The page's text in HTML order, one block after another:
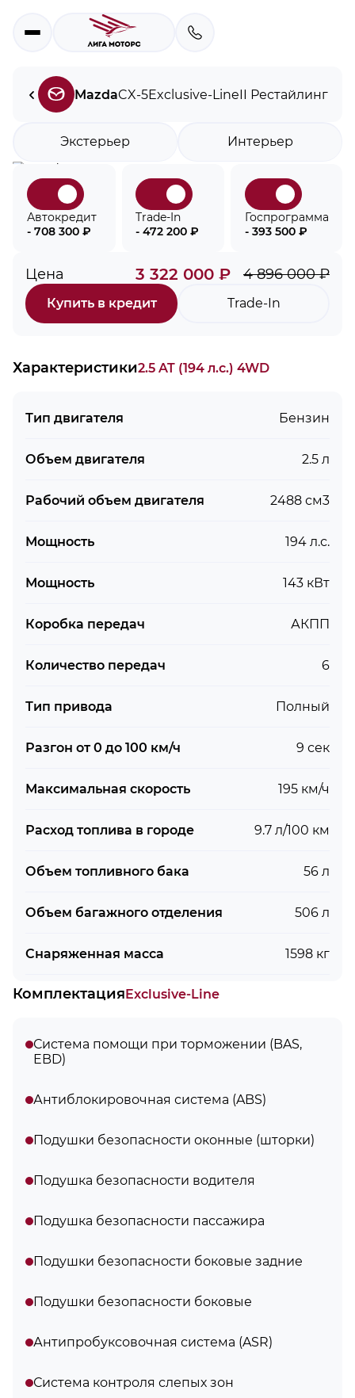
MazdaCX-5Exclusive-LineII Рестайлинг
Экстерьер Интерьер
Автокредит
- 708 300 ₽
Trade-In
- 472 200 ₽
Госпрограмма
- 393 500 ₽
Цена 3 322 000 ₽ 4 896 000 ₽
Купить в кредит Trade-In
Характеристики2.5 AT (194 л.с.) 4WD
Тип двигателя Бензин
Объем двигателя 2.5 л
Рабочий объем двигателя 2488 см3
Мощность 194 л.с.
Мощность 143 кВт
Коробка передач АКПП
Количество передач 6
Тип привода Полный
Разгон от 0 до 100 км/ч 9 сек
Максимальная скорость 195 км/ч
Расход топлива в городе 9.7 л/100 км
Объем топливного бака 56 л
Объем багажного отделения 506 л
Снаряженная масса 1598 кг
КомплектацияExclusive-Line
Система помощи при торможении (BAS,
EBD)
Антиблокировочная система (ABS)
Подушки безопасности оконные (шторки)
Подушка безопасности водителя
Подушка безопасности пассажира
Подушки безопасности боковые задние
Подушки безопасности боковые
Антипробуксовочная система (ASR)
Система контроля слепых зон